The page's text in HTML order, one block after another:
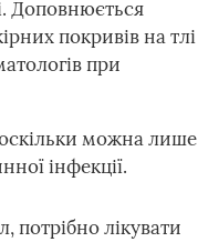
Доповнюється
покривів на тлі
при
можна лише
інфекції.
потрібно лікувати